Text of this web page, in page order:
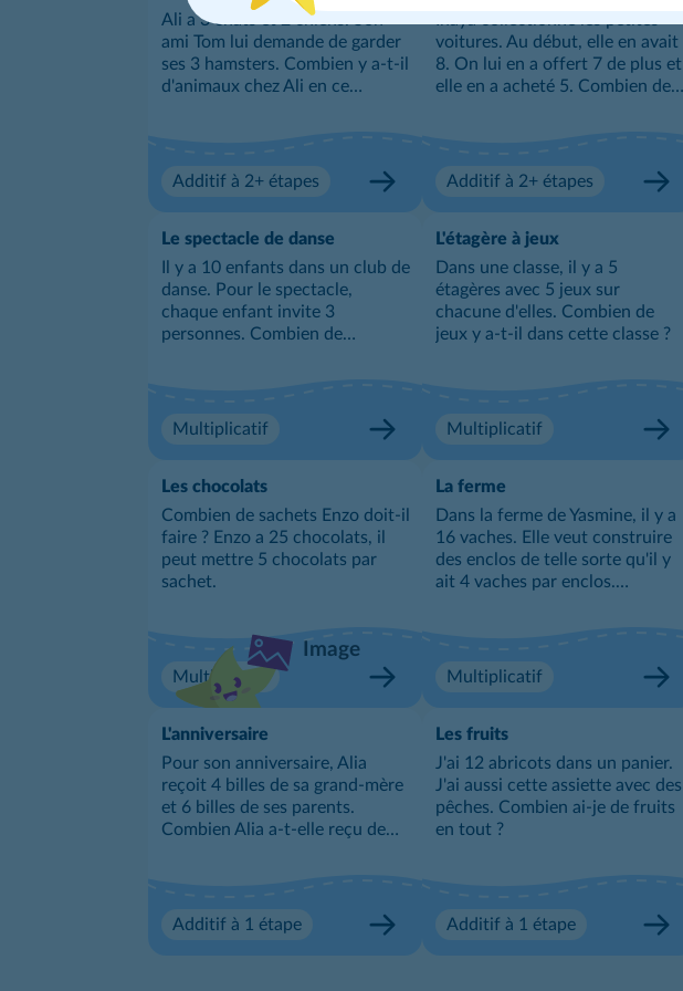
Ali a 3 chats et 2 chiens. Son
ami Tom lui demande de garder
ses 3 hamsters. Combien y a-t-il
d'animaux chez Ali en ce
Additif à 2+ étapes
voitures. Au début, elle en avait
8. On lui en a offert 7 de plus et
elle en a acheté 5. Combien de
Additif à 2+ étapes
Le spectacle de danse
Il y a 10 enfants dans un club de
danse. Pour le spectacle,
chaque enfant invite 3
personnes. Combien de
Multiplicatif
L'étagère à jeux
Dans une classe, il y a 5
étagères avec 5 jeux sur
chacune d'elles. Combien de
jeux y a-t-il dans cette classe ?
Multiplicatif
Les chocolats
Combien de sachets Enzo doit-il
faire ? Enzo a 25 chocolats, il
peut mettre 5 chocolats par
sachet.
Multiplicatif
La ferme
Dans la ferme de Yasmine, il y a
16 vaches. Elle veut construire
des enclos de telle sorte qu'il y
ait 4 vaches par enclos.
Multiplicatif
Image
L'anniversaire
Pour son anniversaire, Alia
reçoit 4 billes de sa grand-mère
et 6 billes de ses parents.
Combien Alia a-t-elle reçu de
Additif à 1 étape
Les fruits
J'ai 12 abricots dans un panier.
J'ai aussi cette assiette avec des
pêches. Combien ai-je de fruits
en tout ?
Additif à 1 étape